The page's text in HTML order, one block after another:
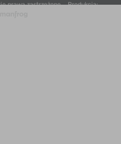
prawa zastrzeżone. Produkcja: